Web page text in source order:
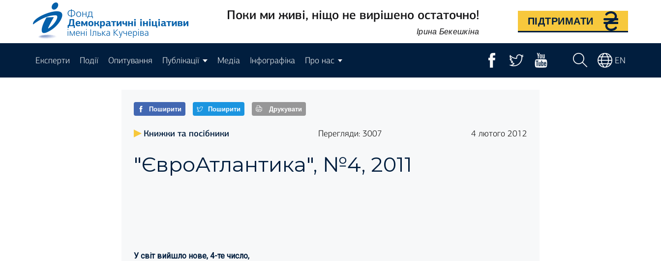
Поки ми живі, ніщо не вирішено остаточно!
Ірина Бекешкіна
ПІДТРИМАТИ
Експерти Події Опитування Публікації Медіа Інфографіка Про нас EN
Поширити Поширити Друкувати
Книжки та посібники Перегляди: 3007 4 лютого 2012
"ЄвроАтлантика", №4, 2011
У світ вийшло нове, 4-те число,